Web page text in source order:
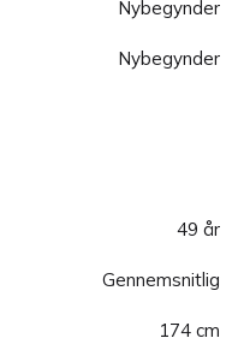
Nybegynder
Nybegynder
49 år
Gennemsnitlig
174 cm